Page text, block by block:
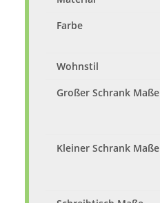
Farbe
Wohnstil
Großer Schrank Maße
Kleiner Schrank Maße